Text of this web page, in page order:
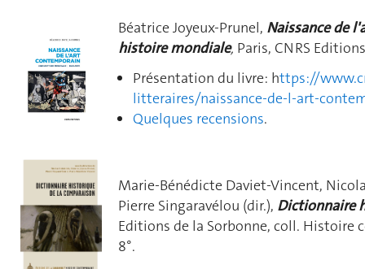
Béatrice Joyeux-Prunel, Naissance de
histoire mondiale, Paris, CNRS
Présentation du livre: https://
litteraires/naissance-de-l-art-
Quelques recensions.
Marie-Bénédicte Daviet-Vincent,
Pierre Singaravélou (dir.), Dictionnaire
Editions de la Sorbonne, coll. Histoire
8°.